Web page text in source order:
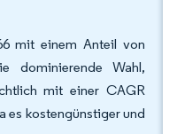
mit einem Anteil von
dominierende Wahl,
mit einer CAGR
es kostengünstiger und